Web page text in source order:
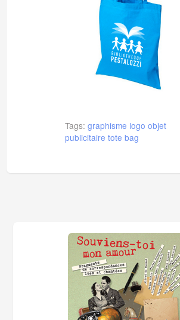
Tags: graphisme logo objet
publicitaire tote bag